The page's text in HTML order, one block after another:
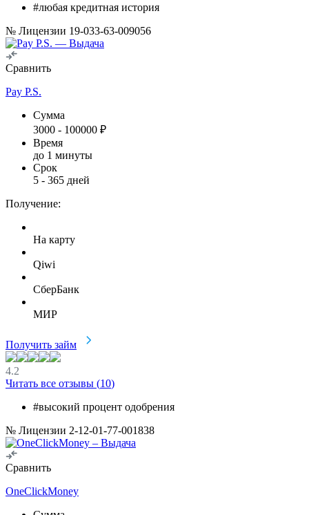
#любая кредитная история
№ Лицензии 19-033-63-009056
Сравнить
Pay P.S.
Сумма
3000 - 100000 ₽
Время
до 1 минуты
Срок
5 - 365 дней
Получение:
На карту
Qiwi
СберБанк
МИР
Получить займ
4.2
Читать все отзывы (10)
#высокий процент одобрения
№ Лицензии 2-12-01-77-001838
Сравнить
OneClickMoney